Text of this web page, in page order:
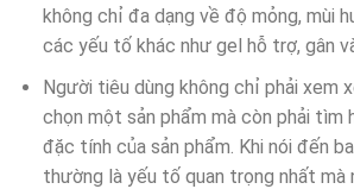
không chỉ đa dạng về độ mỏng, mùi
các yếu tố khác như gel hỗ trợ, gân
Người tiêu dùng không chỉ phải xem
chọn một sản phẩm mà còn phải tìm
đặc tính của sản phẩm. Khi nói đến
thường là yếu tố quan trọng nhất mà